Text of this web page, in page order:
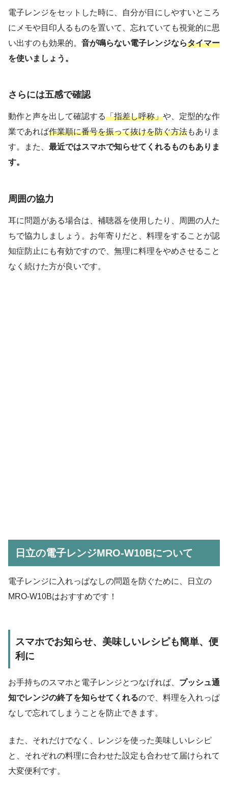
電子レンジをセットした時に、自分が目にしやすいところ
にメモや目印人るものを置いて、忘れていても視覚的に思
い出すのも効果的。 音が鳴らない電子レンジならタイマー
を使いましょう。
さらには五感で確認
動作と声を出して確認する「指差し呼称」や、定型的な作
業であれば作業順に番号を振って抜けを防ぐ方法もありま
す。また、 最近ではスマホで知らせてくれるものもありま
す。
周囲の協力
耳に問題がある場合は、補聴器を使用したり、周囲の人た
ちで協力しましょう。お年寄りだと、料理をすることが認
知症防止にも有効ですので、無理に料理をやめさせること
なく続けた方が良いです。
日立の電子レンジMRO-W10Bについて
電子レンジに入れっぱなしの問題を防ぐために、日立の
MRO-W10Bはおすすめです！
スマホでお知らせ、美味しいレシピも簡単、便
利に
お手持ちのスマホと電子レンジとつなげれば、 プッシュ通
知でレンジの終了を知らせてくれるので、料理を入れっぱ
なしで忘れてしまうことを防止できます。
また、それだけでなく、レンジを使った美味しいレシピ
と、それぞれの料理に合わせた設定も合わせて届けられて
大変便利です。